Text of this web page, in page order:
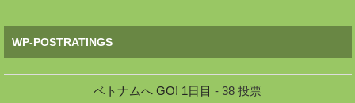
WP-POSTRATINGS
ベトナムへ GO! 1日目 - 38 投票